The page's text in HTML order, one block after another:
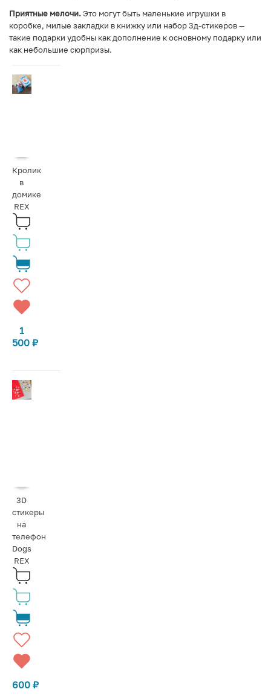
Приятные мелочи.Это могут быть маленькие игрушки в
коробке, милые закладки в книжку или набор 3д-стикеров —
такие подарки удобны как дополнение к основному подарку или
как небольшие сюрпризы.
Кролик
в
домике
REX
1
500 ₽
3D
стикеры
на
телефон
Dogs
REX
600 ₽